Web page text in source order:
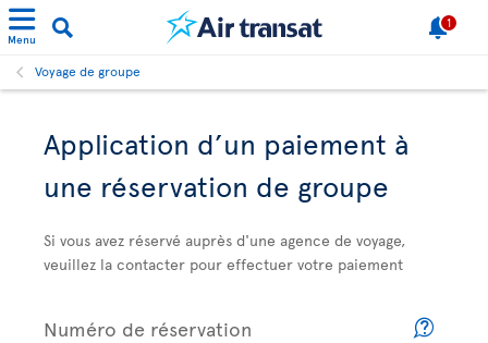
Menu
1
Voyage de groupe
Application d’un paiement à
une réservation de groupe
Si vous avez réservé auprès d'une agence de voyage,
veuillez la contacter pour effectuer votre paiement
Numéro de réservation